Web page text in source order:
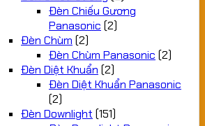
Đèn Chiếu Gương
Panasonic (2)
Đèn Chùm (2)
Đèn Chùm Panasonic (2)
Đèn Diệt Khuẩn (2)
Đèn Diệt Khuẩn Panasonic
(2)
Đèn Downlight (151)